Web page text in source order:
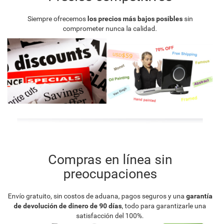
Siempre ofrecemos los precios más bajos posiblessin
comprometer nunca la calidad.
Compras en línea sin
preocupaciones
Envío gratuito, sin costos de aduana, pagos seguros y una garantía
de devolución de dinero de 90 días, todo para garantizarle una
satisfacción del 100%.